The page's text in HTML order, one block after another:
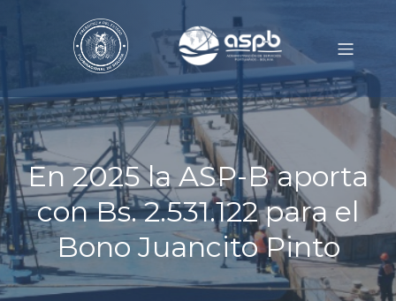
En 2025 la ASP-B aporta
con Bs. 2.531.122 para el
Bono Juancito Pinto